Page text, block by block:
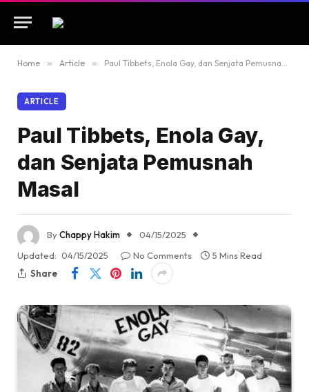
Home » Article » Paul Tibbets, Enola Gay, dan Senjata Pemusnah Masal
ARTICLE
Paul Tibbets, Enola Gay,
dan Senjata Pemusnah
Masal
ByChappy Hakim
04/15/2025
Updated: 04/15/2025 No Comments
5 Mins Read
Share